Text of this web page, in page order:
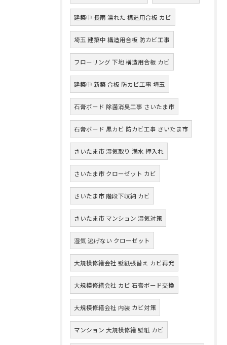
建築中 長雨 濡れた 構造用合板 カビ
埼玉 建築中 構造用合板 防カビ工事
フローリング 下地 構造用合板 カビ
建築中 新築 合板 防カビ工事 埼玉
石膏ボード 除菌消臭工事 さいたま市
石膏ボード 黒カビ 防カビ工事 さいたま市
さいたま市 湿気取り 満水 押入れ
さいたま市 クローゼット カビ
さいたま市 階段下収納 カビ
さいたま市 マンション 湿気対策
湿気 逃げない クローゼット
大規模修繕会社 壁紙張替え カビ再発
大規模修繕会社 カビ 石膏ボード交換
大規模修繕会社 内装 カビ対策
マンション 大規模修繕 壁紙 カビ